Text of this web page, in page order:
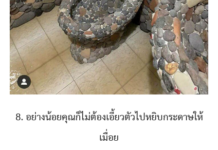
8. อย่างน้อยคุณก็ไม่ต้องเอี้ยวตัวไปหยิบกระดาษให้
เมื่อย